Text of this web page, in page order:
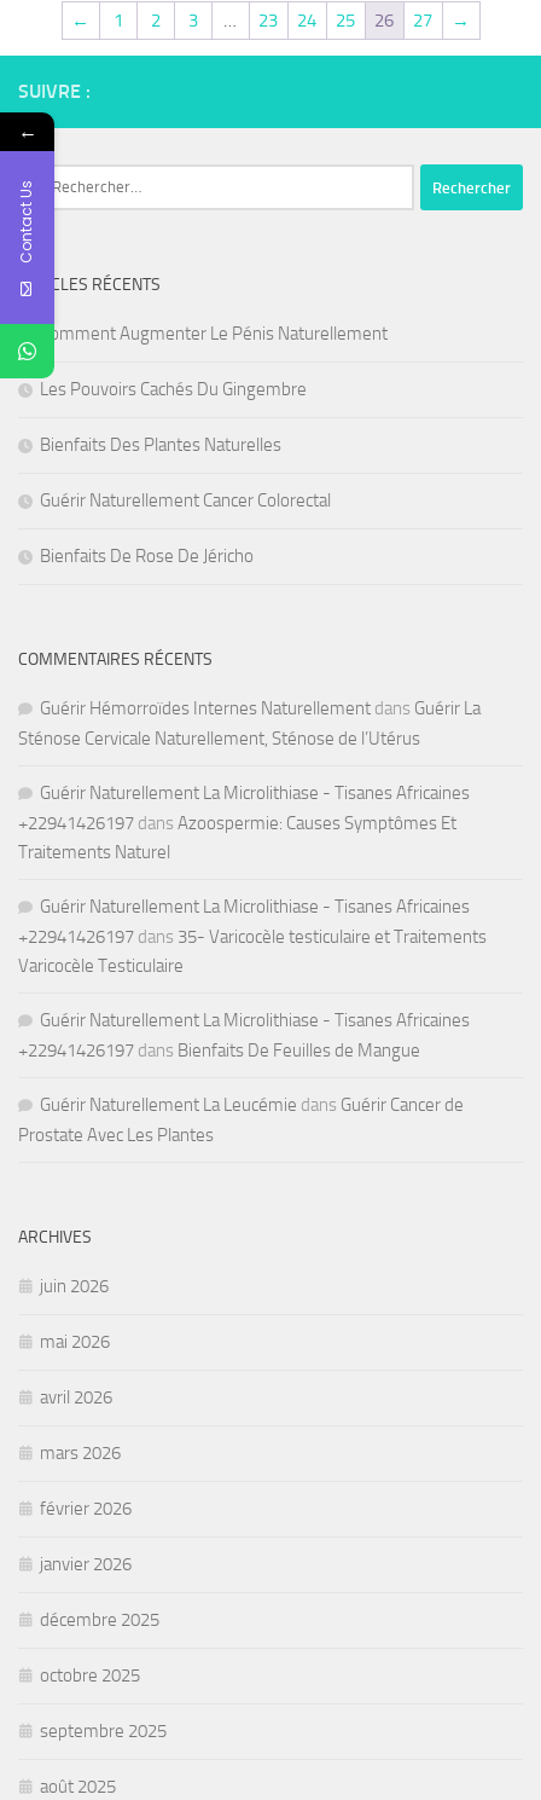
← 1 2 3 … 23 24 25 26 27 →
SUIVRE :
Rechercher :
ARTICLES RÉCENTS
Comment Augmenter Le Pénis Naturellement
Les Pouvoirs Cachés Du Gingembre
Bienfaits Des Plantes Naturelles
Guérir Naturellement Cancer Colorectal
Bienfaits De Rose De Jéricho
COMMENTAIRES RÉCENTS
Guérir Hémorroïdes Internes Naturellement dans Guérir La
Sténose Cervicale Naturellement, Sténose de l’Utérus
Guérir Naturellement La Microlithiase - Tisanes Africaines
+22941426197 dans Azoospermie: Causes Symptômes Et
Traitements Naturel
Guérir Naturellement La Microlithiase - Tisanes Africaines
+22941426197 dans 35- Varicocèle testiculaire et Traitements
Varicocèle Testiculaire
Guérir Naturellement La Microlithiase - Tisanes Africaines
+22941426197 dans Bienfaits De Feuilles de Mangue
Guérir Naturellement La Leucémie dans Guérir Cancer de
Prostate Avec Les Plantes
ARCHIVES
juin 2026
mai 2026
avril 2026
mars 2026
février 2026
janvier 2026
décembre 2025
octobre 2025
septembre 2025
août 2025
←
Contact Us